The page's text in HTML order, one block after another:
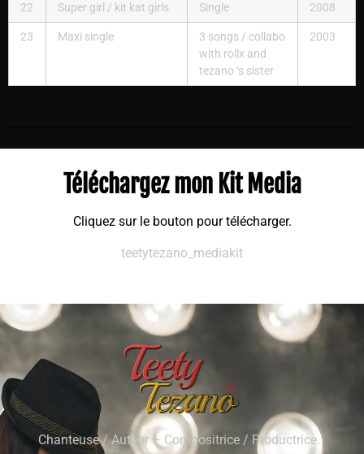
22 Super girl / kit kat girls Single 2008
23 Maxi single
3 songs / collabo
with rollx and
tezano ‘s sister
2003
Téléchargez mon Kit Media
Cliquez sur le bouton pour télécharger.
teetytezano_mediakit
Chanteuse / Auteur – Compositrice / Productrice.